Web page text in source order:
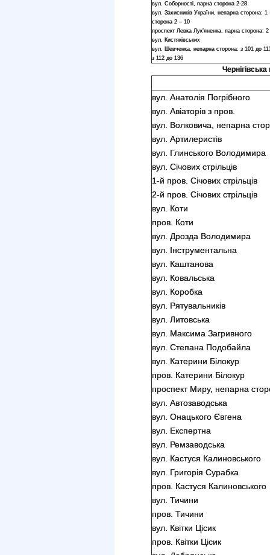
вул. Соборності, парна сторона 2-28
вул. Захисників України, непарна сторона:
сторона 2 – 10
проспект Левка Лук’яненка, парна сторона:
вул. Кистяківських
вул. Шевченка, непарна сторона: з 101 до
з 112 до 136
вул. Анатолія Погрібного
вул. Авіаторів з пров.
вул. Волковича, непарна
вул. Артилеристів
вул. Глинського Володимира
вул. Січових стрільців
1-й пров. Січових стрільців
2-й пров. Січових стрільців
вул. Коти
пров. Коти
вул. Дрозда Володимира
вул. Інструментальна
вул. Каштанова
вул. Ковальська
вул. Коробка
вул. Рятувальників
вул. Литовська
вул. Максима Загривного
вул. Степана Подобайла
вул. Катерини Білокур
пров. Катерини Білокур
проспект Миру, непарна
вул. Автозаводська
вул. Онацького Євгена
вул. Експертна
вул. Ремзаводська
вул. Кастуся Калиновського
вул. Григорія Сурабка
пров. Кастуся Калиновського
вул. Тичини
пров. Тичини
вул. Квітки Цісик
пров. Квітки Цісик